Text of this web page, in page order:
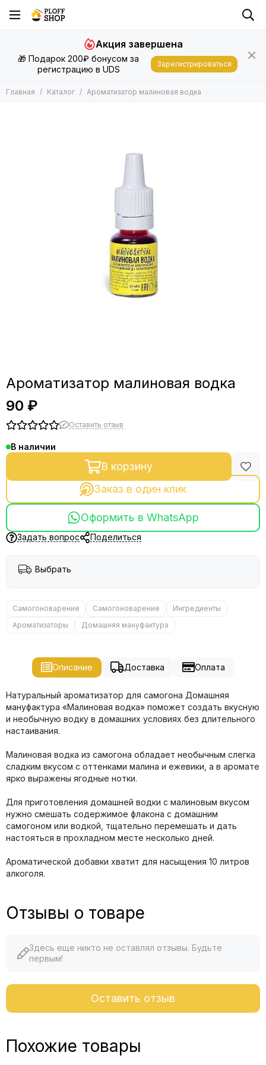
🎁 Подарок 200₽ бонусом за
регистрацию в UDS
Акция завершена
Зарегистрироваться
Главная Каталог Ароматизатор малиновая водка
Ароматизатор малиновая водка
90 ₽
Оставить отзыв
В наличии
В корзину
Заказ в один клик
Оформить в WhatsApp
Задать вопрос Поделиться
Выбрать
Самогоноварение Самогоноварение
Ингредиенты
Ароматизаторы
Домашняя мануфактура
Описание Доставка Оплата
Натуральный ароматизатор для самогона Домашняя
мануфактура «Малиновая водка» поможет создать вкусную
и необычную водку в домашних условиях без длительного
настаивания.
Малиновая водка из самогона обладает необычным слегка
сладким вкусом с оттенками малина и ежевики, а в аромате
ярко выражены ягодные нотки.
Для приготовления домашней водки с малиновым вкусом
нужно смешать содержимое флакона с домашним
самогоном или водкой, тщательно перемешать и дать
настояться в прохладном месте несколько дней.
Ароматической добавки хватит для насыщения 10 литров
алкоголя.
Отзывы о товаре
Здесь еще никто не оставлял отзывы. Будьте
первым!
Оставить отзыв
Похожие товары